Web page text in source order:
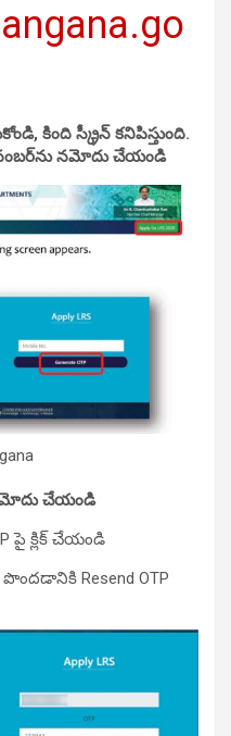
కింది స్క్రీన్ కనిపిస్తుంది.
నమోదు చేయండి
నమోదు చేయండి
పై క్లిక్ చేయండి
Resend OTP